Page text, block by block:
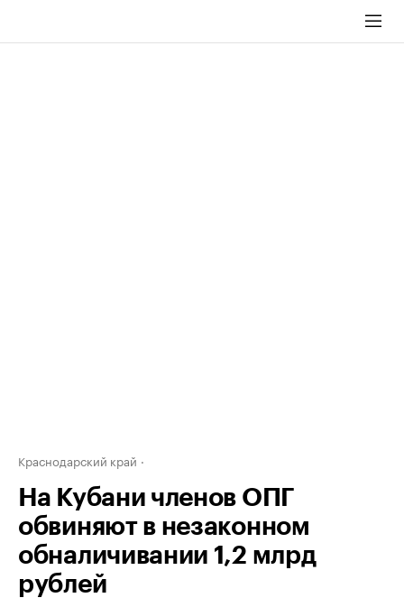
Краснодарский край
На Кубани членов ОПГ
обвиняют в незаконном
обналичивании 1,2 млрд
рублей